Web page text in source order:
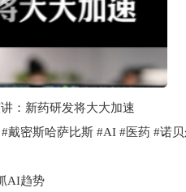
：新药研发将大大加速
戴密斯哈萨比斯 #AI #医药 #诺
AI趋势